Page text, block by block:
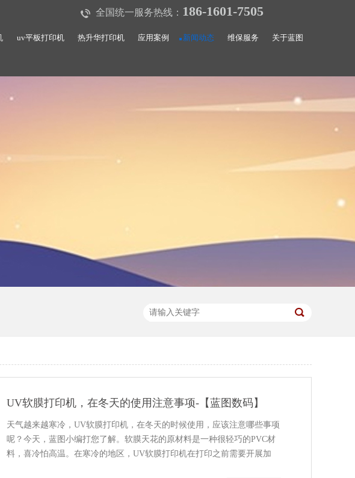
全国统一服务热线： 186-1601-7505
uv平板打印机 热升华打印机 应用案例 新闻动态 维保服务 关于蓝图
UV软膜打印机，在冬天的使用注意事项-【蓝图数码】
天气越来越寒冷，UV软膜打印机，在冬天的时候使用，应该注意哪些事项
呢？今天，蓝图小编打您了解。软膜天花的原材料是一种很轻巧的PVC材
料，喜冷怕高温。在寒冷的地区，UV软膜打印机在打印之前需要开展加